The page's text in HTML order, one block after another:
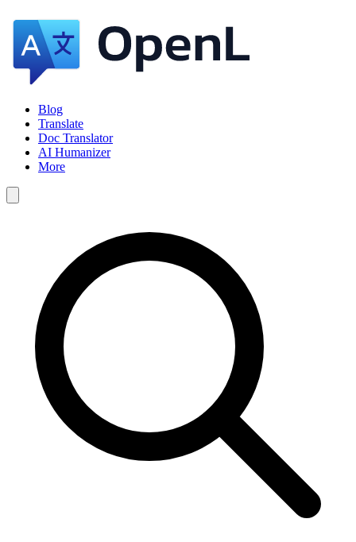
Blog
Translate
Doc Translator
AI Humanizer
More